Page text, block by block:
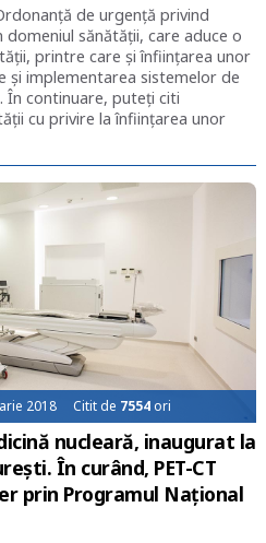
de urgenţă privind
sănătăţii, care aduce o
printre care și înființarea unor
și implementarea sistemelor de
În continuare, puteți citi
cu privire la înființarea unor
2018 Citit de 7554ori
nucleară, inaugurat la
În curând, PET-CT
prin Programul Național